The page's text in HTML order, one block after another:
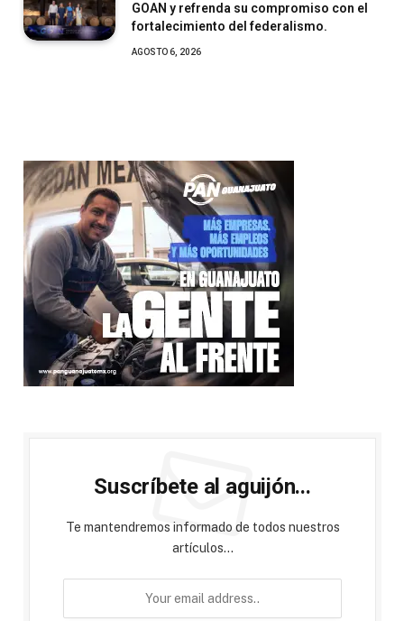
GOAN y refrenda su compromiso con el
fortalecimiento del federalismo.
AGOSTO 6, 2026
Suscríbete al aguijón...
Te mantendremos informado de todos nuestros
artículos...